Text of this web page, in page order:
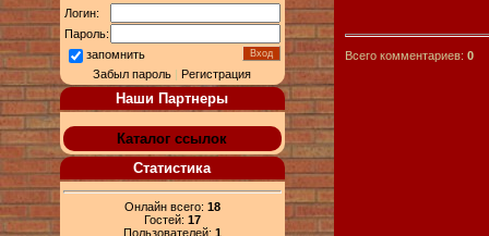
Логин:
Пароль:
запомнить
Забыл пароль |Регистрация
Наши Партнеры
Каталог ссылок
Статистика
Онлайн всего: 18
Гостей: 17
Пользователей: 1
Всего комментариев: 0